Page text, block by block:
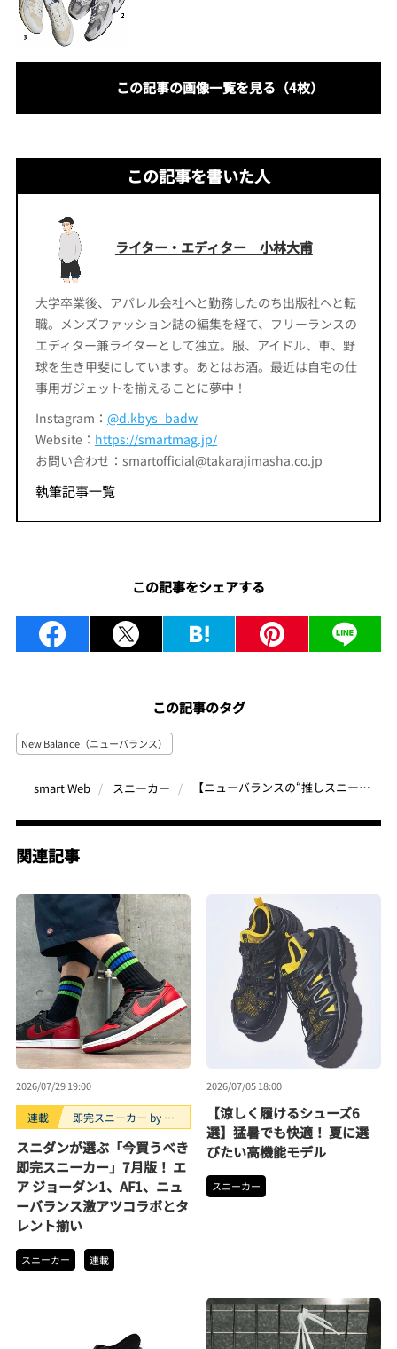
この記事の画像一覧を見る（4枚）
この記事を書いた人
ライター・エディター 小林大甫
大学卒業後、アパレル会社へと勤務したのち出版社へと転
職。メンズファッション誌の編集を経て、フリーランスの
エディター兼ライターとして独立。服、アイドル、車、野
球を生き甲斐にしています。あとはお酒。最近は自宅の仕
事用ガジェットを揃えることに夢中！
Instagram： @d.kbys_badw
Website： https://smartmag.jp/
お問い合わせ：smartofficial@takarajimasha.co.jp
執筆記事一覧
この記事をシェアする
この記事のタグ
New Balance（ニューバランス）
smart Web スニーカー 【ニューバランスの“推しスニーカー”ベスト2】現代に蘇った1970〜80年代のクラシックモデルが狙い目！
関連記事
2026/07/29 19:00
連載
即完スニーカー by ス
スニダンが選ぶ「今買うべき
即完スニーカー」7月版！ エ
ア ジョーダン1、AF1、ニュ
ーバランス激アツコラボとタ
レント揃い
スニーカー 連載
2026/07/05 18:00
【涼しく履けるシューズ6
選】猛暑でも快適！ 夏に選
びたい高機能モデル
スニーカー